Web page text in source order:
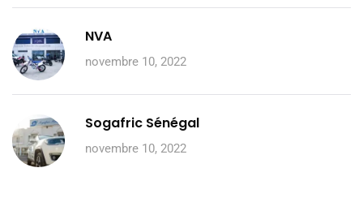
NVA
novembre 10, 2022
Sogafric Sénégal
novembre 10, 2022